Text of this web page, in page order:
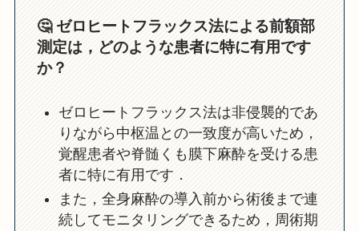
🤔 ゼロヒートフラックス法による前額部
測定は，どのような患者に特に有用です
か？
ゼロヒートフラックス法は非侵襲的であ
りながら中枢温との一致度が高いため，
覚醒患者や脊髄くも膜下麻酔を受ける患
者に特に有用です．
また，全身麻酔の導入前から術後まで連
続してモニタリングできるため，周術期